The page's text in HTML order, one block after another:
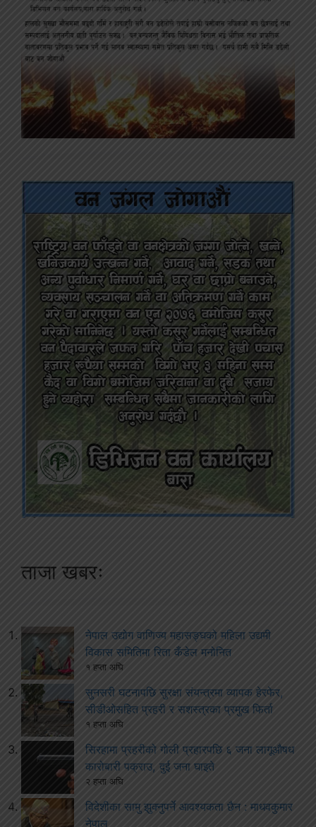
ताजा खबरः
नेपाल उद्योग वाणिज्य महासङ्घको महिला उद्यमी
विकास समितिमा रिता कँडेल मनोनित
१ हप्ता अघि
सुनसरी घटनापछि सुरक्षा संयन्त्रमा व्यापक हेरफेर,
सीडीओसहित प्रहरी र सशस्त्रका प्रमुख फिर्ता
१ हप्ता अघि
सिरहामा प्रहरीको गोली प्रहारपछि ६ जना लागूऔषध
कारोबारी पक्राउ, दुई जना घाइते
२ हप्ता अघि
विदेशीका सामु झुक्नुपर्ने आवश्यकता छैन : माधवकुमार
नेपाल